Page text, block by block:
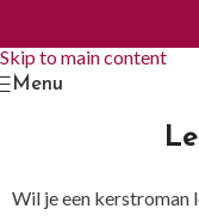
Skip to main content
Menu
Wil je een kerstroman